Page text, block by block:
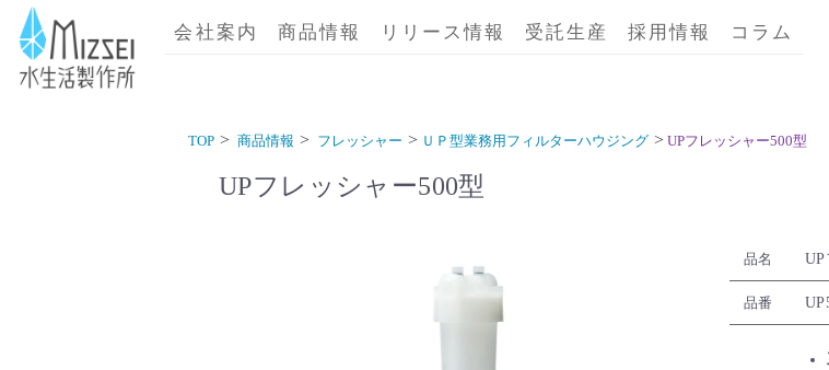
商品情報｜水生活製作所
会社案内 商品情報 リリース情報 受託生産 採用情報 コラム
TOP 商品情報 フレッシャー ＵＰ型業務用フィルターハウジング UPフレッシャー500型
UPフレッシャー500型
品名
品番